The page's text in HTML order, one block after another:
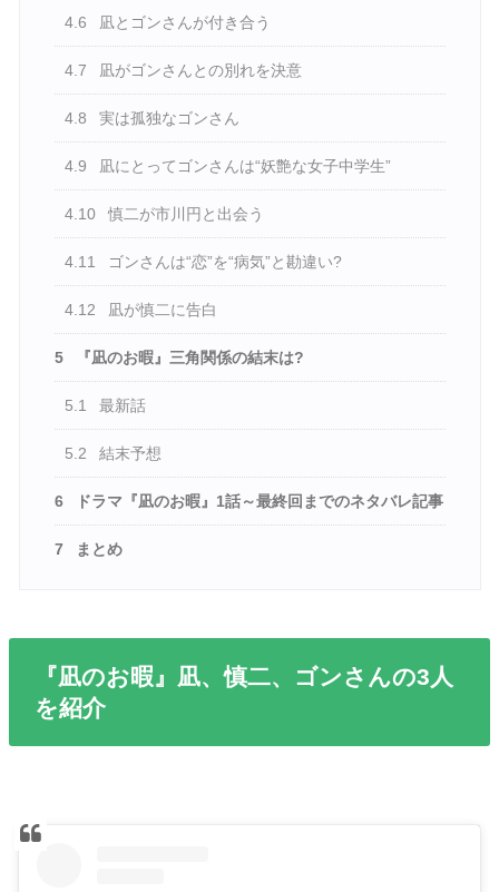
4.6 凪とゴンさんが付き合う
4.7 凪がゴンさんとの別れを決意
4.8 実は孤独なゴンさん
4.9 凪にとってゴンさんは“妖艶な女子中学生”
4.10 慎二が市川円と出会う
4.11 ゴンさんは“恋”を“病気”と勘違い?
4.12 凪が慎二に告白
5 『凪のお暇』三角関係の結末は?
5.1 最新話
5.2 結末予想
6 ドラマ『凪のお暇』1話～最終回までのネタバレ記事
7 まとめ
『凪のお暇』凪、慎二、ゴンさんの3人
を紹介